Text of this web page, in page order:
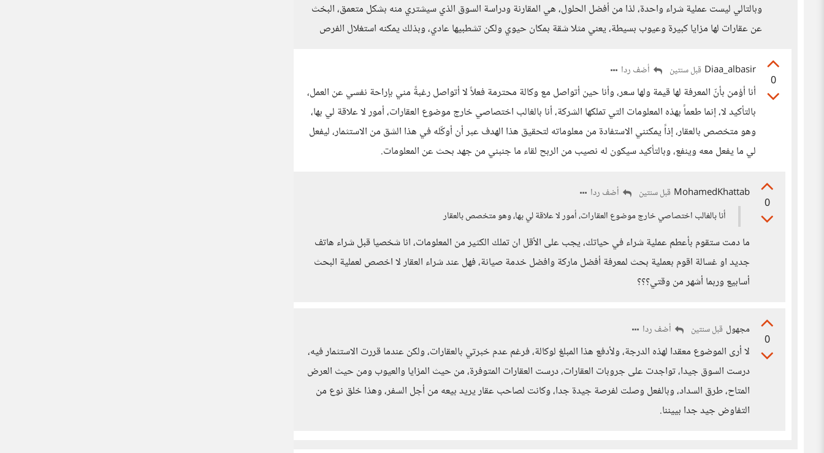
وبالتالي ليست عملية شراء واحدة، لذا من أفضل الحلول، هي المقارنة ودراسة السوق الذي سيشتري منه بشكل متعمق، البخث
عن عقارات لها مزايا كبيرة وعيوب بسيطة، يعني مثلا شقة بمكان حيوي ولكن تشطبيها عادي، وبذلك يمكنه استغلال الفرص
0
Diaa_albasir قبل سنتين أضف ردا
أنا أؤمن بأنّ المعرفة لها قيمة ولها سعر، وأنا حين أتواصل مع وكالة محترمة فعلاً لا أتواصل رغبةً مني بإراحة نفسي عن العمل،
بالتأكيد لا، إنما طعماً بهذه المعلومات التي تملكها الشركة، أنا بالغالب اختصاصي خارج موضوع العقارات، أمور لا علاقة لي بها،
وهو متخصص بالعقار، إذاً يمكنني الاستفادة من معلوماته لتحقيق هذا الهدف عبر أن أوكّله في هذا الشق من الاستثمار، ليفعل
لي ما يفعل معه وينفع، وبالتأكيد سيكون له نصيب من الربح لقاء ما جنبني من جهد بحث عن المعلومات.
0
MohamedKhattab قبل سنتين
أضف ردا
أنا بالغالب اختصاصي خارج موضوع العقارات، أمور لا علاقة لي بها، وهو متخصص بالعقار
ما دمت ستقوم بأعطم عملية شراء في حياتك، يجب على الأقل ان تملك الكثير من المعلومات، انا شخصيا قبل شراء هاتف
جديد او غسالة اقوم بعملية بحث لمعرفة أفضل ماركة وافضل خدمة صيانة، فهل عند شراء العقار لا اخصص لعملية البحث
أسابيع وربما أشهر من وقتي؟؟؟
0
مجهول قبل سنتين أضف ردا
لا أرى الموضوع معقدا لهذه الدرجة، ولأدفع هذا المبلغ لوكالة، فرغم عدم خبرتي بالعقارات، ولكن عندما قررت الاستثمار فيه،
درست السوق جيدا، تواجدت على جروبات العقارات، درست العقارات المتوفرة، من حيث المزايا والعيوب ومن حيث العرض
المتاح، طرق السداد، وبالفعل وصلت لفرصة جيدة جدا، وكانت لصاحب عقار يريد بيعه من أجل السفر، وهذا خلق نوع من
التفاوض جيد جدا بييننا.